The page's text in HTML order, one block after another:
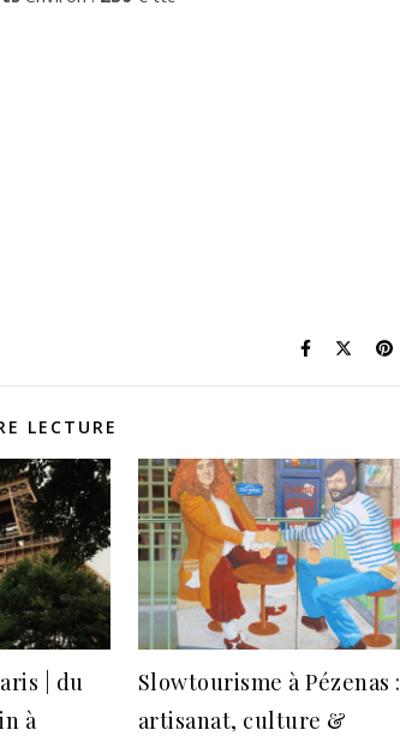
LECTURE
| du
à
Slowtourisme à Pézenas :
artisanat, culture &